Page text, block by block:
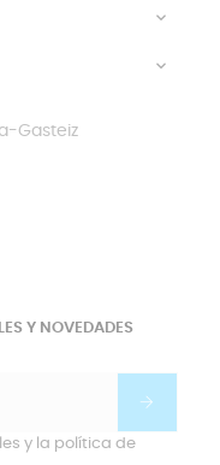


Gasteiz
Y NOVEDADES
y la política de